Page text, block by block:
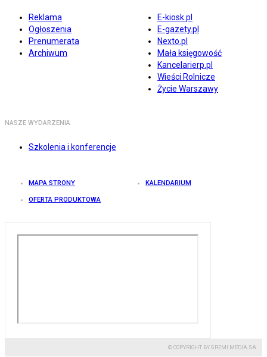
Reklama
Ogłoszenia
Prenumerata
Archiwum
E-kiosk.pl
E-gazety.pl
Nexto.pl
Mała księgowość
Kancelarierp.pl
Wieści Rolnicze
Życie Warszawy
NASZE WYDARZENIA
Szkolenia i konferencje
MAPA STRONY KALENDARIUM
OFERTA PRODUKTOWA
© COPYRIGHT BY GREMI MEDIA SA